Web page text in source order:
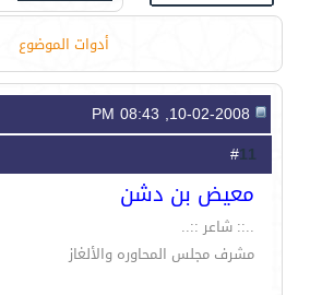
أدوات الموضوع
11
معيض بن دشن
..:: شاعر ::..
مشرف مجلس المحاوره والألغاز